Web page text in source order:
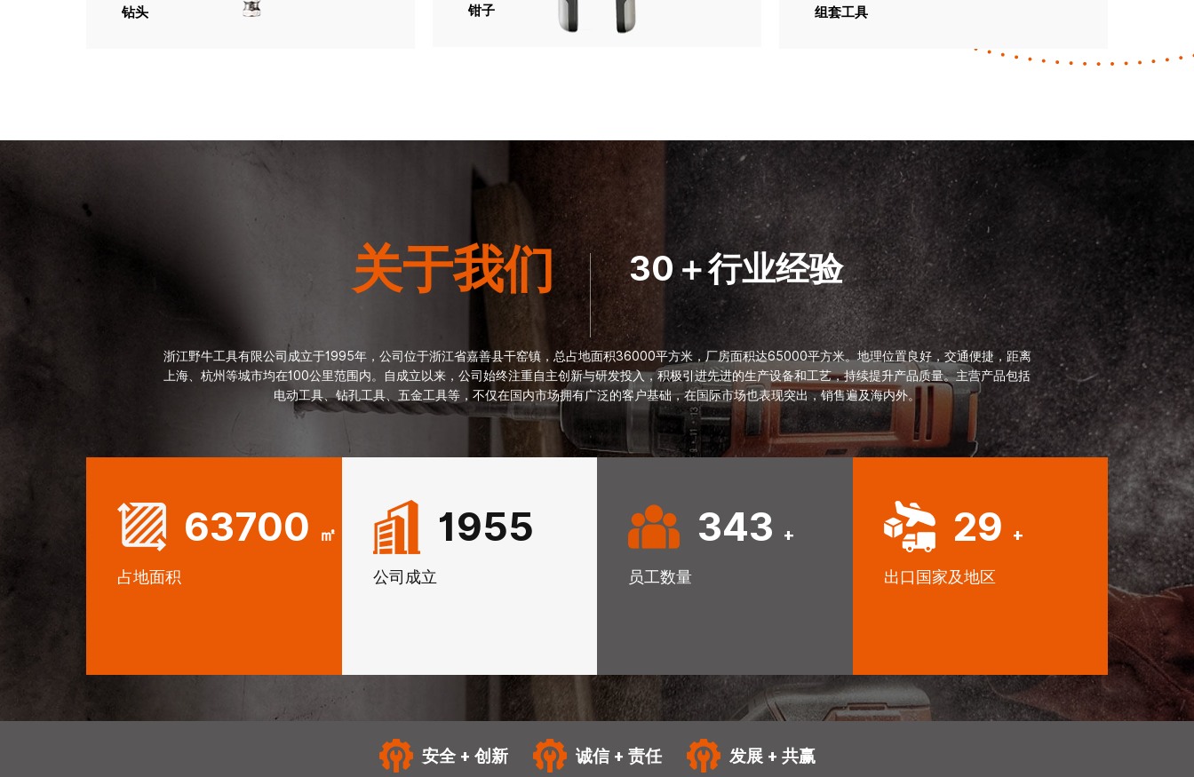
钻头 钳子 组套工具
关于我们 30＋行业经验
浙江野牛工具有限公司成立于1995年，公司位于浙江省嘉善县干窑镇，总占地面积36000平方米，厂房面积达65000平方米。地理位置良好，交通便捷，距离
上海、杭州等城市均在100公里范围内。自成立以来，公司始终注重自主创新与研发投入，积极引进先进的生产设备和工艺，持续提升产品质量。主营产品包括
电动工具、钻孔工具、五金工具等，不仅在国内市场拥有广泛的客户基础，在国际市场也表现突出，销售遍及海内外。
65000 1995
公司成立
350 +
员工数量
30 +
出口国家及地区
安全 + 创新 诚信 + 责任 发展 + 共赢